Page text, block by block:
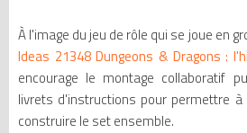
À l'image du jeu de rôle qui se joue en
Ideas 21348 Dungeons & Dragons :
encourage le montage collaboratif
livrets d'instructions pour permettre
construire le set ensemble.